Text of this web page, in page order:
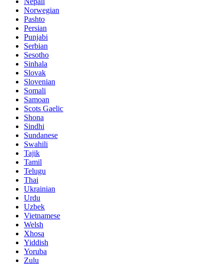
Norwegian
Pashto
Persian
Punjabi
Serbian
Sesotho
Sinhala
Slovak
Slovenian
Somali
Samoan
Scots Gaelic
Shona
Sindhi
Sundanese
Swahili
Tajik
Tamil
Telugu
Thai
Ukrainian
Urdu
Uzbek
Vietnamese
Welsh
Xhosa
Yiddish
Yoruba
Zulu